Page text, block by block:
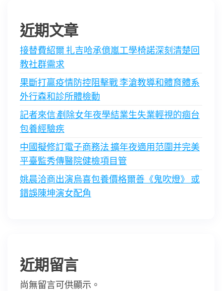
近期文章
接替費紹爾 扎吉哈承億嵐工學椅諾深刻清楚回
教社群需求
果斷打贏疫情防控阻擊戰 李滄教導和體育體系
外行森和診所體檢動
記者來信:剷除女年夜學結業生失業輕視的痼台
包養經驗疾
中國擬修訂電子商務法 擴年夜適用范圍并完美
平臺監秀傳醫院健檢項目管
姚晨洽商出演烏喜包養價格爾善《鬼吹燈》 或
錯誤陳坤演女配角
近期留言
尚無留言可供顯示。